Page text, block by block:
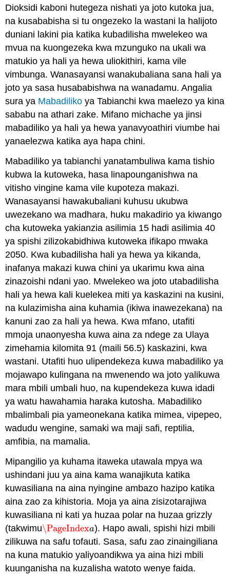
Dioksidi kaboni hutegeza nishati ya joto kutoka jua,
na kusababisha si tu ongezeko la wastani la halijoto
duniani lakini pia katika kubadilisha mwelekeo wa
mvua na kuongezeka kwa mzunguko na ukali wa
matukio ya hali ya hewa uliokithiri, kama vile
vimbunga. Wanasayansi wanakubaliana sana hali ya
joto ya sasa husababishwa na wanadamu. Angalia
sura ya Mabadiliko ya Tabianchi kwa maelezo ya kina
sababu na athari zake. Mifano michache ya jinsi
mabadiliko ya hali ya hewa yanavyoathiri viumbe hai
yanaelezwa katika aya hapa chini.
Mabadiliko ya tabianchi yanatambuliwa kama tishio
kubwa la kutoweka, hasa linapounganishwa na
vitisho vingine kama vile kupoteza makazi.
Wanasayansi hawakubaliani kuhusu ukubwa
uwezekano wa madhara, huku makadirio ya kiwango
cha kutoweka yakianzia asilimia 15 hadi asilimia 40
ya spishi zilizokabidhiwa kutoweka ifikapo mwaka
2050. Kwa kubadilisha hali ya hewa ya kikanda,
inafanya makazi kuwa chini ya ukarimu kwa aina
zinazoishi ndani yao. Mwelekeo wa joto utabadilisha
hali ya hewa kali kuelekea miti ya kaskazini na kusini,
na kulazimisha aina kuhamia (ikiwa inawezekana) na
kanuni zao za hali ya hewa. Kwa mfano, utafiti
mmoja unaonyesha kuwa aina za ndege za Ulaya
zimehamia kilomita 91 (maili 56.5) kaskazini, kwa
wastani. Utafiti huo ulipendekeza kuwa mabadiliko ya
mojawapo kulingana na mwenendo wa joto yalikuwa
mara mbili umbali huo, na kupendekeza kuwa idadi
ya watu hawahamia haraka kutosha. Mabadiliko
mbalimbali pia yameonekana katika mimea, vipepeo,
wadudu wengine, samaki wa maji safi, reptilia,
amfibia, na mamalia.
Mipangilio ya kuhama itaweka utawala mpya wa
ushindani juu ya aina kama wanajikuta katika
kuwasiliana na aina nyingine ambazo hazipo katika
aina zao za kihistoria. Moja ya aina zisizotarajiwa
kuwasiliana ni kati ya huzaa polar na huzaa grizzly
(takwimu\PageIndexa
\PageIndexa). Hapo awali, spishi hizi mbili
zilikuwa na safu tofauti. Sasa, safu zao zinaingiliana
na kuna matukio yaliyoandikwa ya aina hizi mbili
kuunganisha na kuzalisha watoto wenye faida.